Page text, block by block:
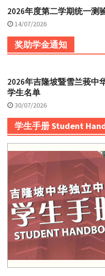
2026年度第二学期统一测
14/07/2026
奖助学金通知
2026年吉隆坡暨雪兰莪中
学生名单
30/07/2026
学生手册 Student